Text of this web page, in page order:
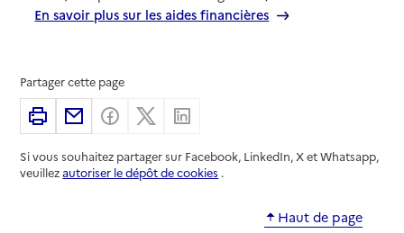
En savoir plus sur les aides financières
Partager cette page
ImprimerPartager par email
Partager sur Facebook
Partager sur X
Si vous souhaitez partager sur Facebook, LinkedIn, X et Whatsapp,
veuillezautoriser le dépôt de cookies .
Haut de page